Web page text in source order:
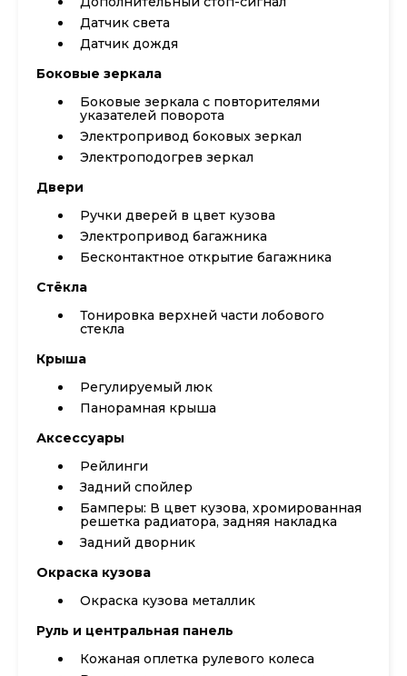
Датчик света
Датчик дождя
Боковые зеркала
Боковые зеркала с повторителями
указателей поворота
Электропривод боковых зеркал
Электроподогрев зеркал
Двери
Ручки дверей в цвет кузова
Электропривод багажника
Бесконтактное открытие багажника
Стёкла
Тонировка верхней части лобового
стекла
Крыша
Регулируемый люк
Панорамная крыша
Аксессуары
Рейлинги
Задний спойлер
Бамперы: В цвет кузова, хромированная
решетка радиатора, задняя накладка
Задний дворник
Окраска кузова
Окраска кузова металлик
Руль и центральная панель
Кожаная оплетка рулевого колеса